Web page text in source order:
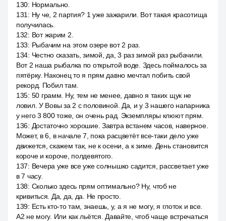
130: Нормально.
131 : Ну че, 2 партия? 1 уже зажарили. Вот такая красотища
получилась.
132: Вот жарим 2.
133: Рыбачим на этом озере вот 2 раз.
134: Честно сказать, зимой, да, 3 раз зимой раз рыбачили.
Вот 2 наша рыбалка по открытой воде. Здесь поймалось за
пятёрку. Наконец то я прям давно мечтал побить свой
рекорд. Побил там.
135: 50 грамм. Ну, тем не менее, давно я таких щук не
ловил. У Вовы за 2 с половиной. Да, и у 3 нашего напарника
у него 3 800 тоже, он очень рад. Экземпляры клюют прям.
136: Достаточно хорошие. Завтра встанем часов, наверное.
Может, в 6, в начале 7, пока расцветёт все-таки дело уже
движется, скажем так, не к осени, а к зиме. День становится
короче и короче, полдевятого.
137: Вечера уже все уже солнышко садится, рассветает уже
в 7 часу.
138: Сколько здесь прям оптимально? Ну, чтоб не
кривиться. Да, да, да. Не просто.
139: Есть кто-то там, знаешь, у, а я не могу, я глоток и все.
A2 не могу. Или как льётся. Давайте, чтоб чаще встречаться